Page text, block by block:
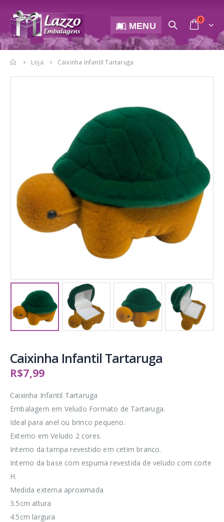
MENU
0
Loja Caixinha Infantil Tartaruga
Caixinha Infantil Tartaruga
R$7,99
Caixinha Infantil Tartaruga
Embalagem em Veludo Formato de Tartaruga.
Ideal para anel ou brinco pequeno.
Externo em Veludo 2 cores.
Interno da tampa revestido em cetim branco.
Interno da base com espuma revestida de veludo com corte
H.
Medida externa aproximada
3.5cm altura
4.5cm largura